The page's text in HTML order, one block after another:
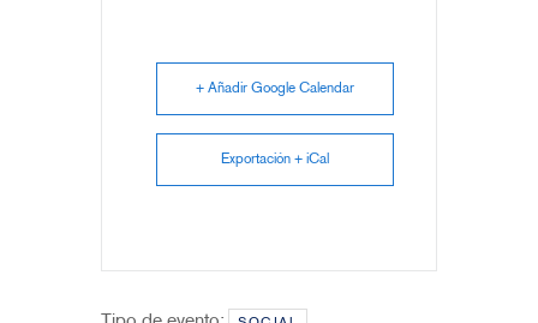
+ Añadir Google Calendar
Exportación + iCal